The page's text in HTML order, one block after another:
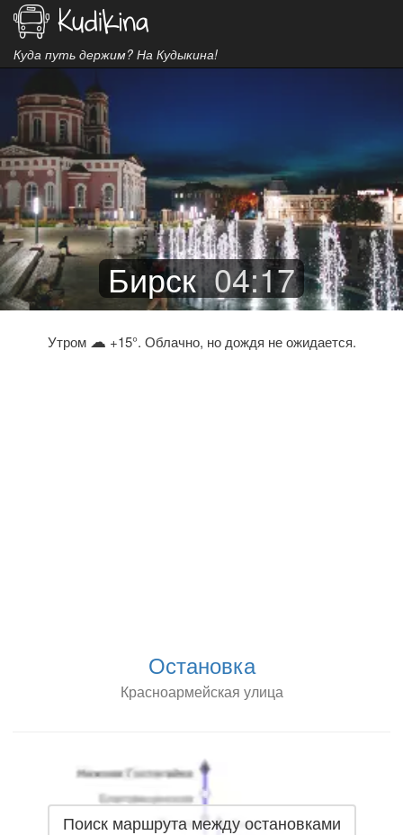
Куда путь держим? На Кудыкина!
Бирск 04:17
Утром ☁ +15°. Облачно, но дождя не ожидается.
Остановка
Красноармейская улица
Поиск маршрута между остановками